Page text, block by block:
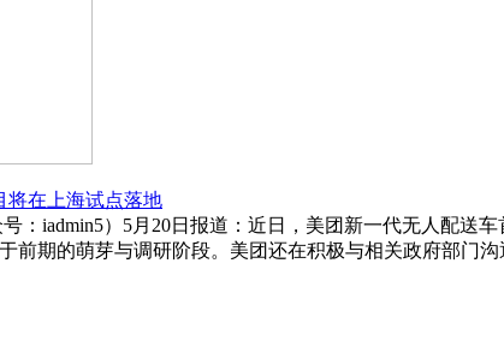
将在上海试点落地
：iadmin5）5月20日报道：近日，美团新一代无人配送
前期的萌芽与调研阶段。美团还在积极与相关政府部门